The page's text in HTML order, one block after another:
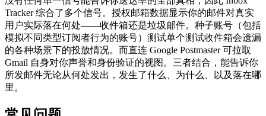
Tracker 综合了多个信号。授权邮箱数据显示你的邮件对真实
用户实际落在何处——收件箱还是垃圾邮件。种子账号（包括
模拟不同类型订阅者行为的账号）测试单个测试收件箱会遗漏
的各种场景下的投放情况。而直连 Google Postmaster 可拉取
Gmail 自身对你声誉和身份验证的视图。三者结合，能告诉你
所发邮件无论从何处发出，发生了什么、为什么、以及落在哪
里。